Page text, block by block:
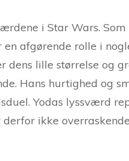
i Star Wars. Som
afgørende rolle i
lille størrelse og
Hans hurtighed og
Yodas lyssværd
ikke